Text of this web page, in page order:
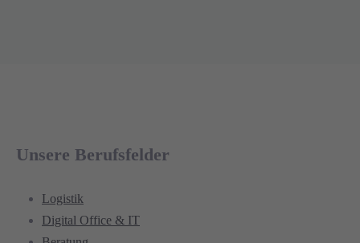
Unsere Berufsfelder
Logistik
Digital Office & IT